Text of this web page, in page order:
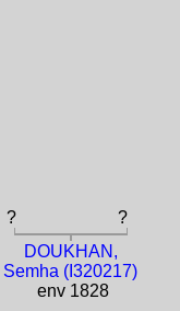
?
?
DOUKHAN,
Semha (I320217)
env 1828